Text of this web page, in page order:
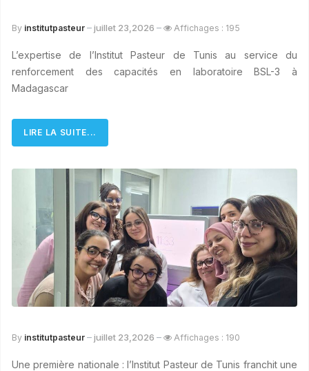
By institutpasteur juillet 23,2026 Affichages : 195
L’expertise de l’Institut Pasteur de Tunis au service du
renforcement des capacités en laboratoire BSL-3 à
Madagascar
LIRE LA SUITE...
By institutpasteur juillet 23,2026 Affichages : 190
Une première nationale : l’Institut Pasteur de Tunis franchit une